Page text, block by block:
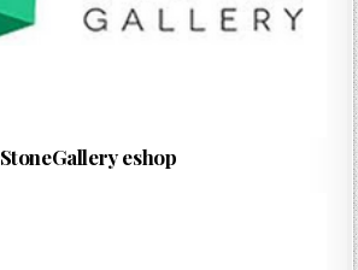
StoneGallery eshop